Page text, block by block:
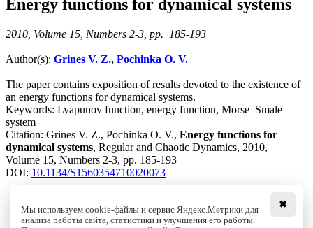
Energy functions for dynamical systems
2010, Volume 15, Numbers 2-3, pp. 185-193
Author(s): Grines V. Z., Pochinka O. V.
The paper contains exposition of results devoted to the existence of
an energy functions for dynamical systems.
Keywords: Lyapunov function, energy function, Morse–Smale
system
Citation: Grines V. Z., Pochinka O. V., Energy functions for
dynamical systems, Regular and Chaotic Dynamics, 2010,
Volume 15, Numbers 2-3, pp. 185-193
DOI: 10.1134/S1560354710020073
Access to the full text on the Springer website
✖
Мы используем cookie-файлы и сервис Яндекс.Метрики для
анализа работы сайта, статистики и улучшения его работы.